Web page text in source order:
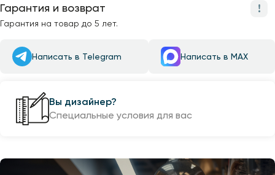
Гарантия и возврат
Гарантия на товар до 5 лет.
Написать в Telegram Написать в MAX
Вы дизайнер?
Специальные условия для вас